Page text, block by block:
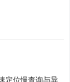
定位慢查询与异